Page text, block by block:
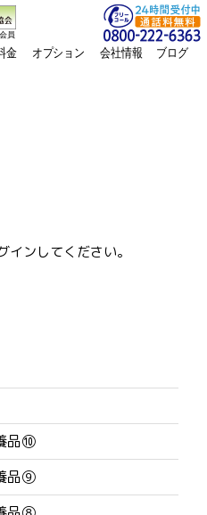
員
金 オプション 会社情報 ブログ
インしてください。
品⑩
品⑨